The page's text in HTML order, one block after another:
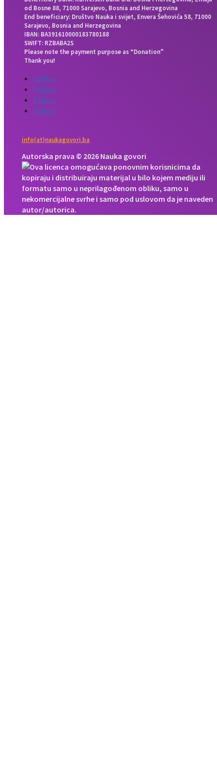
od Bosne 88, 71000 Sarajevo, Bosnia and Herzegovina
End beneficiary: Društvo Nauka i svijet, Envera Šehovića 58, 71000
Sarajevo, Bosnia and Herzegovina
IBAN: BA391610000183780188
SWIFT: RZBABA2S
Please note the payment purpose as “Donation”
Thank you!
Follow
Follow
Follow
Follow
info(at)naukagovori.ba
Autorska prava © 2026 Nauka govori